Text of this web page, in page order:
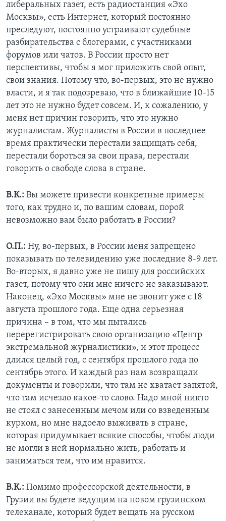
либеральных газет, есть радиостанция «Эхо
Москвы», есть Интернет, который постоянно
преследуют, постоянно устраивают судебные
разбирательства с блогерами, с участниками
форумов или чатов. В России просто нет
перспективы, чтобы я мог приложить свой опыт,
свои знания. Потому что, во-первых, это не нужно
власти, и я так подозреваю, что в ближайшие 10-15
лет это не нужно будет совсем. И, к сожалению, у
меня нет причин говорить, что это нужно
журналистам. Журналисты в России в последнее
время практически перестали защищать себя,
перестали бороться за свои права, перестали
говорить о свободе слова в стране.
В.К.: Вы можете привести конкретные примеры
того, как трудно и, по вашим словам, порой
невозможно вам было работать в России?
О.П.: Ну, во-первых, в России меня запрещено
показывать по телевидению уже последние 8-9 лет.
Во-вторых, я давно уже не пишу для российских
газет, потому что они мне ничего не заказывают.
Наконец, «Эхо Москвы» мне не звонит уже с 18
августа прошлого года. Еще одна серьезная
причина – в том, что мы пытались
перерегистрировать свою организацию «Центр
экстремальной журналистики», и этот процесс
длился целый год, с сентября прошлого года по
сентябрь этого. И каждый раз нам возвращали
документы и говорили, что там не хватает запятой,
что там исчезло какое-то слово. Надо мной никто
не стоял с занесенным мечом или со взведенным
курком, но мне надоело выживать в стране,
которая придумывает всякие способы, чтобы люди
не могли в ней нормально жить, работать и
заниматься тем, что им нравится.
В.К.: Помимо профессорской деятельности, в
Грузии вы будете ведущим на новом грузинском
телеканале, который будет вещать на русском